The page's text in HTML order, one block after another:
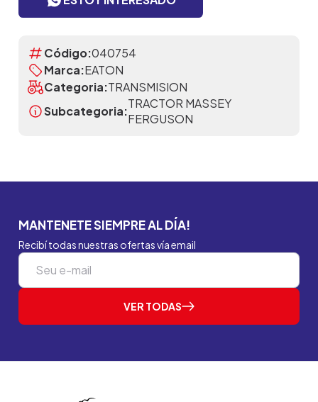
Código:040754
Marca:EATON
Categoria:TRANSMISION
Subcategoria:
TRACTOR MASSEY
FERGUSON
MANTENETE SIEMPRE AL DÍA!
Recibí todas nuestras ofertas vía email
VER TODAS